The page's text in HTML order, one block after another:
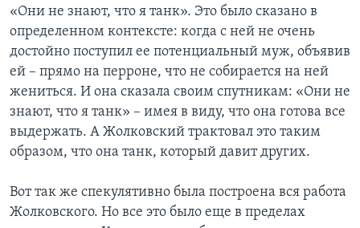
«Они не знают, что я танк». Это было сказано в
определенном контексте: когда с ней не очень
достойно поступил ее потенциальный муж, объявив
ей – прямо на перроне, что не собирается на ней
жениться. И она сказала своим спутникам: «Они не
знают, что я танк» – имея в виду, что она готова все
выдержать. А Жолковский трактовал это таким
образом, что она танк, который давит других.
Вот так же спекулятивно была построена вся работа
Жолковского. Но все это было еще в пределах